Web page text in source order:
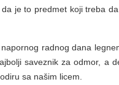
je to predmet koji treba
radnog dana
saveznik za odmor, a
sa našim licem.